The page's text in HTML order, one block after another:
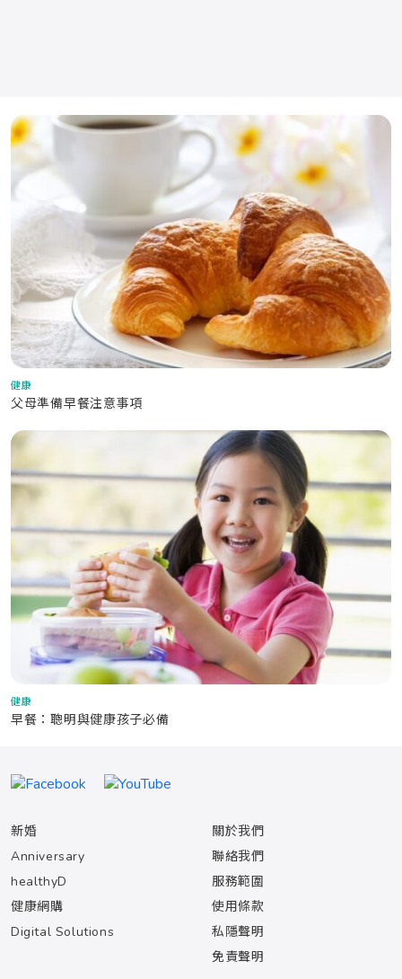
健康
父母準備早餐注意事項
健康
早餐：聰明與健康孩子必備
新婚
Anniversary
healthyD
健康網購
Digital Solutions
關於我們
聯絡我們
服務範圍
使用條款
私隱聲明
免責聲明